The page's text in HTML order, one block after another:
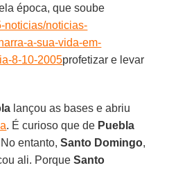
época, que soube
noticias/noticias-
a-sua-vida-em-
8-10-2005profetizar e levar
lançou as bases e abriu
. É curioso que de Puebla
No entanto,Santo Domingo,
ali. PorqueSanto